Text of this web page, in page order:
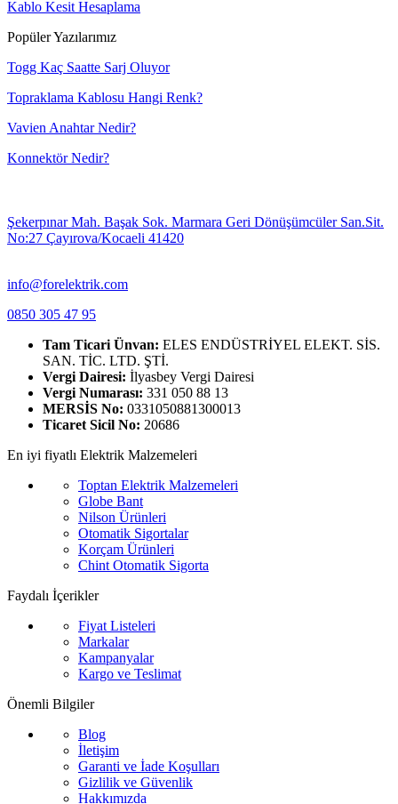
Kablo Kesit Hesaplama
Popüler Yazılarımız
Togg Kaç Saatte Sarj Oluyor
Topraklama Kablosu Hangi Renk?
Vavien Anahtar Nedir?
Konnektör Nedir?
Şekerpınar Mah. Başak Sok. Marmara Geri Dönüşümcüler San.Sit.
No:27 Çayırova/Kocaeli 41420
info@forelektrik.com
0850 305 47 95
Tam Ticari Ünvan: ELES ENDÜSTRİYEL ELEKT. SİS.
SAN. TİC. LTD. ŞTİ.
Vergi Dairesi: İlyasbey Vergi Dairesi
Vergi Numarası: 331 050 88 13
MERSİS No: 0331050881300013
Ticaret Sicil No: 20686
En iyi fiyatlı Elektrik Malzemeleri
Toptan Elektrik Malzemeleri
Globe Bant
Nilson Ürünleri
Otomatik Sigortalar
Korçam Ürünleri
Chint Otomatik Sigorta
Faydalı İçerikler
Fiyat Listeleri
Markalar
Kampanyalar
Kargo ve Teslimat
Önemli Bilgiler
Blog
İletişim
Garanti ve İade Koşulları
Gizlilik ve Güvenlik
Hakkımızda